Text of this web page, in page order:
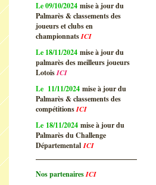
Le 09/10/2024 mise à jour du
Palmarès & classements des
joueurs et clubs en
championnatsICI
Le 18/11/2024 mise à jour du
palmarès des meilleurs joueurs
LotoisICI
Le 11/11/2024 mise à jour du
Palmarès & classements des
compétitionsICI
Le 18/11/2024 mise à jour du
Palmarès du Challenge
DépartementalICI
Nos partenairesICI